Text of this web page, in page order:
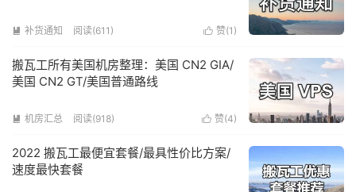
 补货通知 阅读(611)  赞(1 )
搬瓦工所有美国机房整理：美国 CN2 GIA/
美国 CN2 GT/美国普通路线
 机房汇总 阅读(918)  赞(4)
2022 搬瓦工最便宜套餐/最具性价比方案/
速度最快套餐